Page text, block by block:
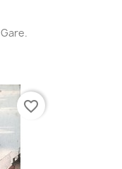
favorite_border